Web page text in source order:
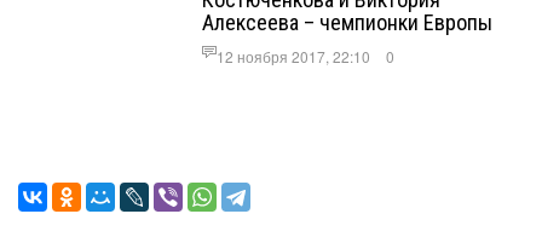
Алексеева – чемпионки Европы
12 ноября 2017, 22:10 0